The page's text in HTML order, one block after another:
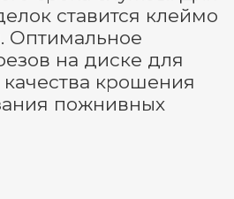
ставится клеймо
Оптимальное
на диске для
крошения
пожнивных